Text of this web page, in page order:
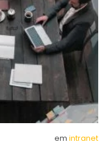
em intranet